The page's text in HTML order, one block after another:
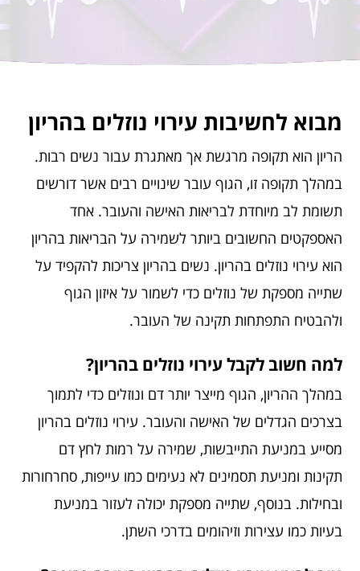
מבוא לחשיבות עירוי נוזלים בהריון
הריון הוא תקופה מרגשת אך מאתגרת עבור נשים רבות.
במהלך תקופה זו, הגוף עובר שינויים רבים אשר דורשים
תשומת לב מיוחדת לבריאות האישה והעובר. אחד
האספקטים החשובים ביותר לשמירה על הבריאות בהריון
הוא עירוי נוזלים בהריון. נשים בהריון צריכות להקפיד על
שתייה מספקת של נוזלים כדי לשמור על איזון הגוף
ולהבטיח התפתחות תקינה של העובר.
למה חשוב לקבל עירוי נוזלים בהריון?
במהלך ההריון, הגוף מייצר יותר דם ונוזלים כדי לתמוך
בצרכים הגדלים של האישה והעובר. עירוי נוזלים בהריון
מסייע במניעת התייבשות, שמירה על רמות לחץ דם
תקינות ומניעת תסמינים לא נעימים כמו עייפות, סחרחורות
ובחילות. בנוסף, שתייה מספקת יכולה לעזור במניעת
בעיות כמו עצירות וזיהומים בדרכי השתן.